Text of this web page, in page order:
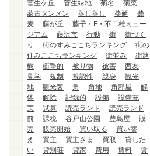
菅生ケ丘
菅生緑地 菊名
菊菜
蒙古タンメン
蒸し蒸し 蔓延
蕎
麦
藤が丘
藤子・F・不二雄ミュー
ジアム
藤沢市 行動 街
街づく
り
街のすみここちランキング
街の
住みここちランキング
街並み
街路
樹
衝撃的 被り物 被害
西友
見学
規制 視認性 親身
観光
地
観光客 角 角地 角部屋
解
体
解除 記録的 設備
設備充
実
試算 読売ランド
読売ランド
前
課税 谷戸山公園 豊島屋
販
売
販売開始 買い取る
買い替
え
買主 買主さま 買取
貸した
い
貸別荘 貸家 費用 賃料
賃